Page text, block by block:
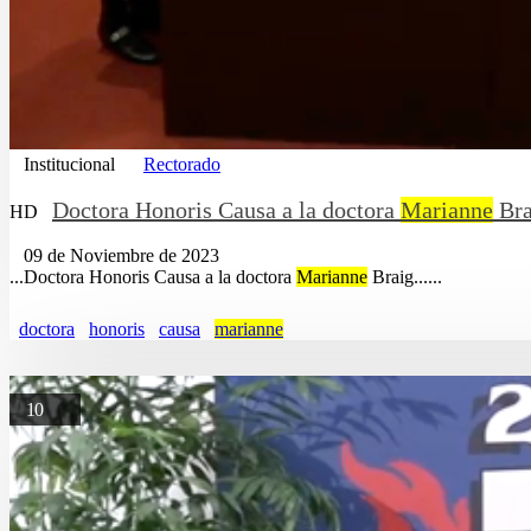
Institucional Rectorado
HD Doctora Honoris Causa a la doctora Marianne
09 de Noviembre de 2023
...Doctora Honoris Causa a la doctora Marianne Braig......
doctora honoris causa marianne
10